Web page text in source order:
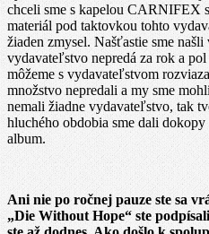
chceli sme s kapelou
materiál pod taktovkou tohto
žiaden zmysel. Našťastie sme
vydavateľstvo nepredá za rok a
môžeme s vydavateľstvom
množstvo nepredali a my sme
nemali žiadne vydavateľstvo, tak
hluchého obdobia sme dali
album.
Ani nie po ročnej pauze ste sa
„Die Without Hope“ ste